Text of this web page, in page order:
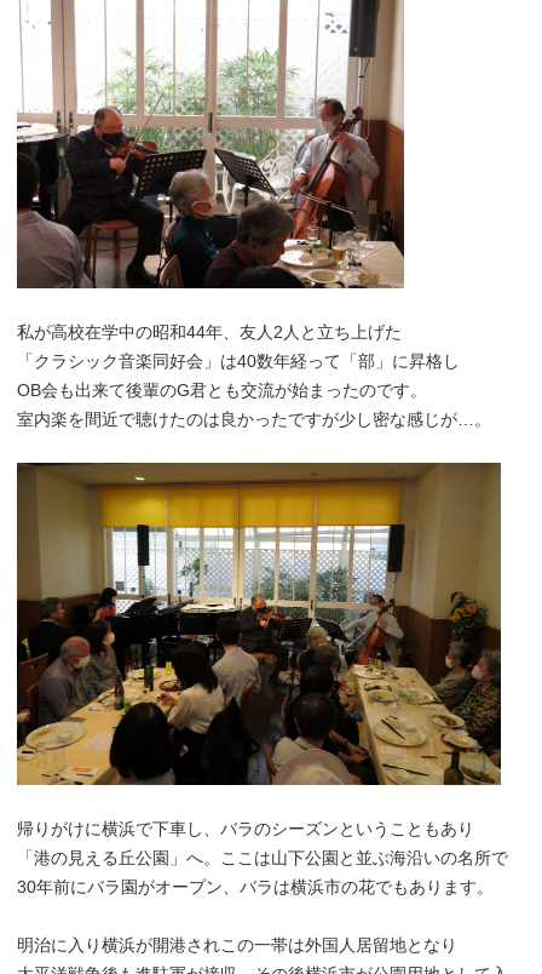
私が高校在学中の昭和44年、友人2人と立ち上げた
「クラシック音楽同好会」は40数年経って「部」に昇格し
OB会も出来て後輩のG君とも交流が始まったのです。
室内楽を間近で聴けたのは良かったですが少し密な感じが…。
帰りがけに横浜で下車し、バラのシーズンということもあり
「港の見える丘公園」へ。ここは山下公園と並ぶ海沿いの名所で
30年前にバラ園がオープン、バラは横浜市の花でもあります。
明治に入り横浜が開港されこの一帯は外国人居留地となり